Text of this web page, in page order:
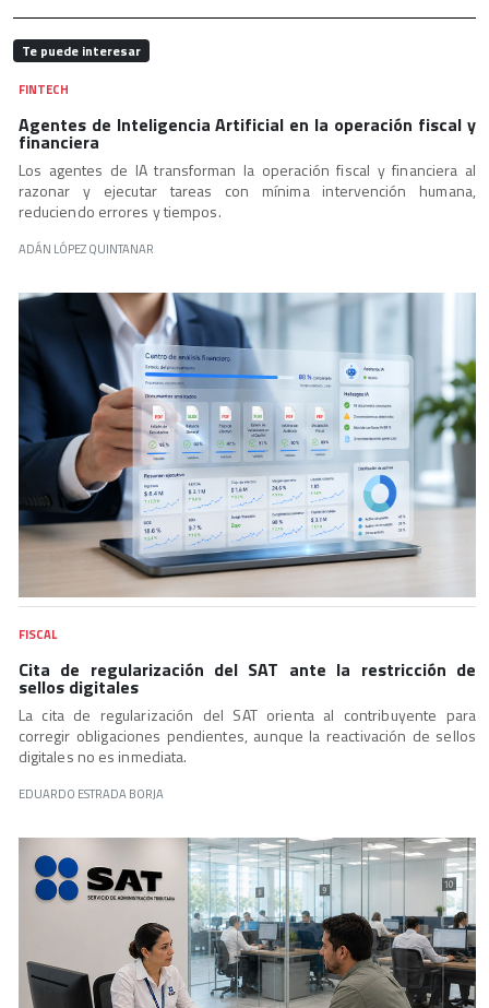
Te puede interesar
FINTECH
Agentes de Inteligencia Artificial en la operación fiscal y
financiera
Los agentes de IA transforman la operación fiscal y financiera al
razonar y ejecutar tareas con mínima intervención humana,
reduciendo errores y tiempos.
ADÁN LÓPEZ QUINTANAR
FISCAL
Cita de regularización del SAT ante la restricción de
sellos digitales
La cita de regularización del SAT orienta al contribuyente para
corregir obligaciones pendientes, aunque la reactivación de sellos
digitales no es inmediata.
EDUARDO ESTRADA BORJA